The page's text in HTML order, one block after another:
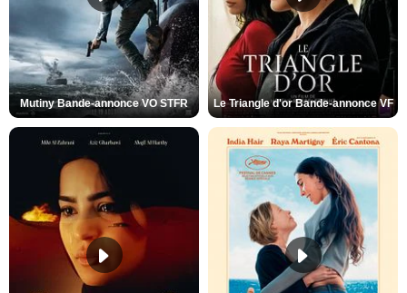
Mutiny Bande-annonce VO STFR Le Triangle d'or Bande-annonce VF